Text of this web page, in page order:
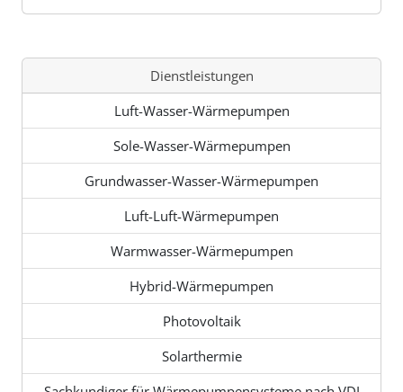
Dienstleistungen
Luft-Wasser-Wärmepumpen
Sole-Wasser-Wärmepumpen
Grundwasser-Wasser-Wärmepumpen
Luft-Luft-Wärmepumpen
Warmwasser-Wärmepumpen
Hybrid-Wärmepumpen
Photovoltaik
Solarthermie